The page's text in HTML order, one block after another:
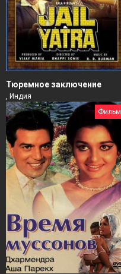
Тюремное заключение
, Индия
Фильм